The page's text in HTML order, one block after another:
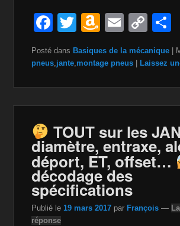
F
c
o
k
T
tt
A
a
W
is
h
Li
st
E
m
ail
C
p
k
Posté dans Basiques de la mécanique
pneus,jante,montage pneus Laissez
TOUT sur les
diamètre, entraxe,
déport, ET, offset…
décodage des
spécifications
Publié le 19 mars 2017 par François —
réponse